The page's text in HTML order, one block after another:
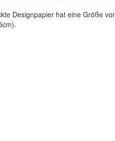
Designpapier hat eine Größe